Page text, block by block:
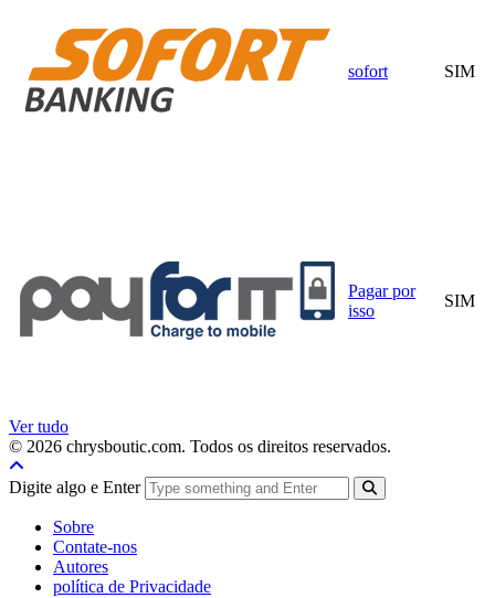
sofort SIM
Pagar por
isso
SIM
Ver tudo
© 2026 chrysboutic.com. Todos os direitos reservados.
Digite algo e Enter
Sobre
Contate-nos
Autores
política de Privacidade